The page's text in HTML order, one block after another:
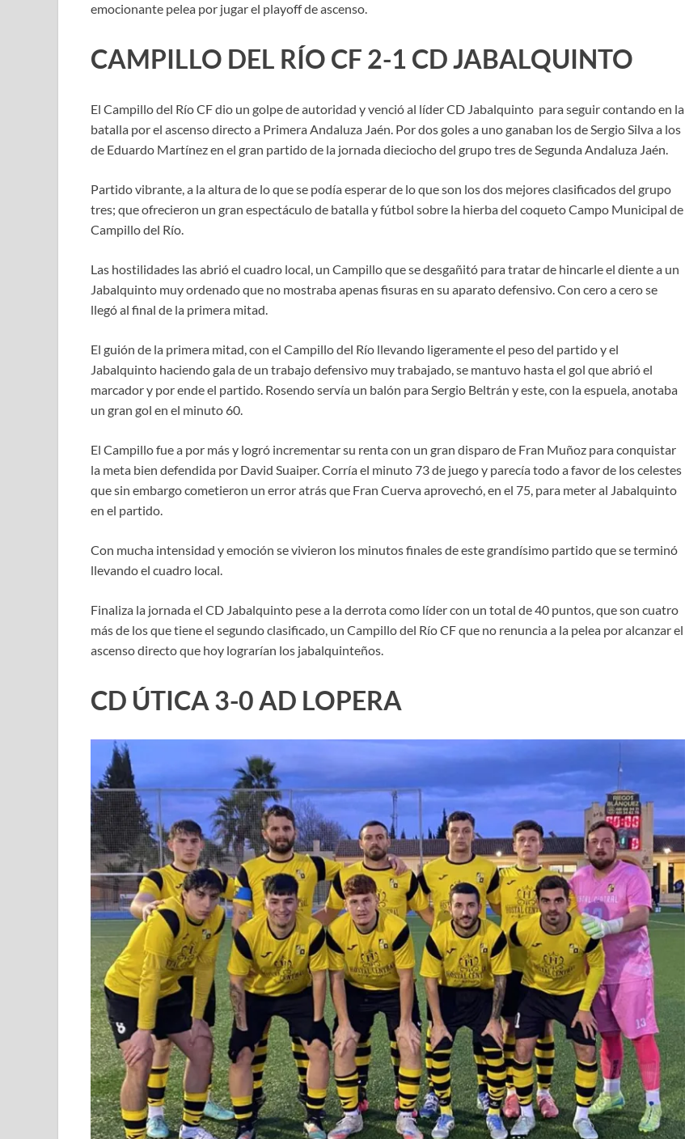
emocionante pelea por jugar el playoff de ascenso.
CAMPILLO DEL RÍO CF 2-1 CD JABALQUINTO
El Campillo del Río CF dio un golpe de autoridad y venció al líder CD Jabalquinto para seguir contando en la
batalla por el ascenso directo a Primera Andaluza Jaén. Por dos goles a uno ganaban los de Sergio Silva a los
de Eduardo Martínez en el gran partido de la jornada dieciocho del grupo tres de Segunda Andaluza Jaén.
Partido vibrante, a la altura de lo que se podía esperar de lo que son los dos mejores clasificados del grupo
tres; que ofrecieron un gran espectáculo de batalla y fútbol sobre la hierba del coqueto Campo Municipal de
Campillo del Río.
Las hostilidades las abrió el cuadro local, un Campillo que se desgañitó para tratar de hincarle el diente a un
Jabalquinto muy ordenado que no mostraba apenas fisuras en su aparato defensivo. Con cero a cero se
llegó al final de la primera mitad.
El guión de la primera mitad, con el Campillo del Río llevando ligeramente el peso del partido y el
Jabalquinto haciendo gala de un trabajo defensivo muy trabajado, se mantuvo hasta el gol que abrió el
marcador y por ende el partido. Rosendo servía un balón para Sergio Beltrán y este, con la espuela, anotaba
un gran gol en el minuto 60.
El Campillo fue a por más y logró incrementar su renta con un gran disparo de Fran Muñoz para conquistar
la meta bien defendida por David Suaiper. Corría el minuto 73 de juego y parecía todo a favor de los celestes
que sin embargo cometieron un error atrás que Fran Cuerva aprovechó, en el 75, para meter al Jabalquinto
en el partido.
Con mucha intensidad y emoción se vivieron los minutos finales de este grandísimo partido que se terminó
llevando el cuadro local.
Finaliza la jornada el CD Jabalquinto pese a la derrota como líder con un total de 40 puntos, que son cuatro
más de los que tiene el segundo clasificado, un Campillo del Río CF que no renuncia a la pelea por alcanzar el
ascenso directo que hoy lograrían los jabalquinteños.
CD ÚTICA 3-0 AD LOPERA